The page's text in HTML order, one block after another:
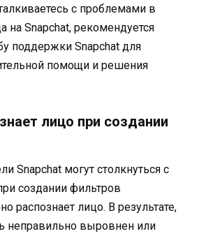
с проблемами в
на Snapchat, рекомендуется
поддержки Snapchat для
помощи и решения
лицо при создании
Snapchat могут столкнуться с
создании фильтров
распознает лицо. В результате,
неправильно выровнен или